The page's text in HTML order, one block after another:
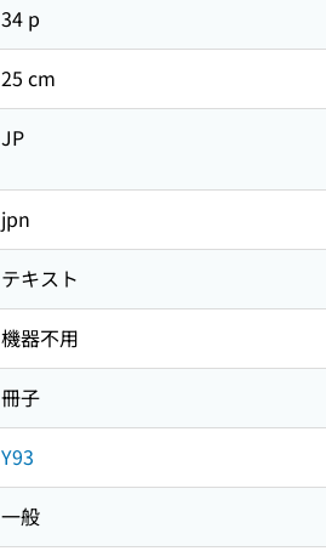
34 p
25 cm
JP
jpn
テキスト
機器不用
冊子
Y93
一般